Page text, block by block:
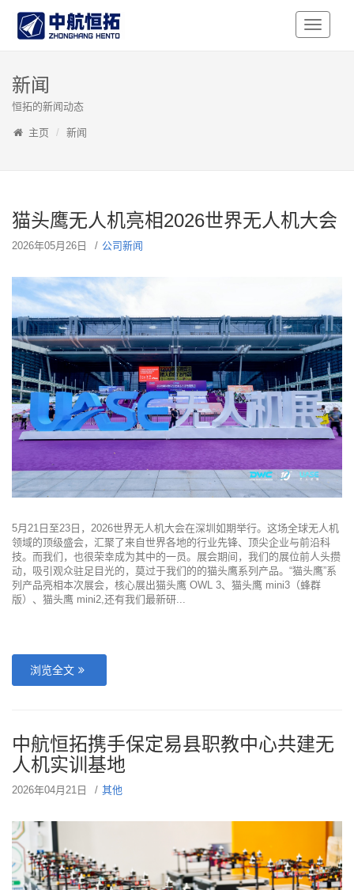
Toggle
新闻
恒拓的新闻动态
主页 新闻
猫头鹰无人机亮相2026世界无人机大会
2026年05月26日 公司新闻
5月21日至23日，2026世界无人机大会在深圳如期举行。这场全球无人机
领域的顶级盛会，汇聚了来自世界各地的行业先锋、顶尖企业与前沿科
技。而我们，也很荣幸成为其中的一员。展会期间，我们的展位前人头攒
动，吸引观众驻足目光的，莫过于我们的的猫头鹰系列产品。“猫头鹰”系
列产品亮相本次展会，核心展出猫头鹰 OWL 3、猫头鹰 mini3（蜂群
版）、猫头鹰 mini2,还有我们最新研...
浏览全文
中航恒拓携手保定易县职教中心共建无
人机实训基地
2026年04月21日 其他